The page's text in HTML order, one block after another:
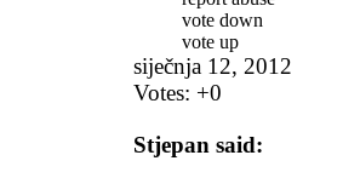
vote down
vote up
siječnja 12, 2012
Votes: +0
Stjepan said: